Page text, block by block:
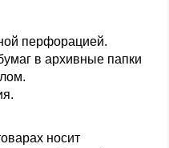
перфорацией.
в архивные папки
носит